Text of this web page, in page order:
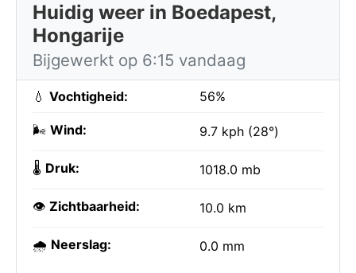
Huidig weer in Boedapest,
Hongarije
Bijgewerkt op 6:15 vandaag
💧 Vochtigheid: 56%
🌬️ Wind: 9.7 kph (28°)
🌡️ Druk: 1018.0 mb
👁️ Zichtbaarheid: 10.0 km
🌧️ Neerslag: 0.0 mm